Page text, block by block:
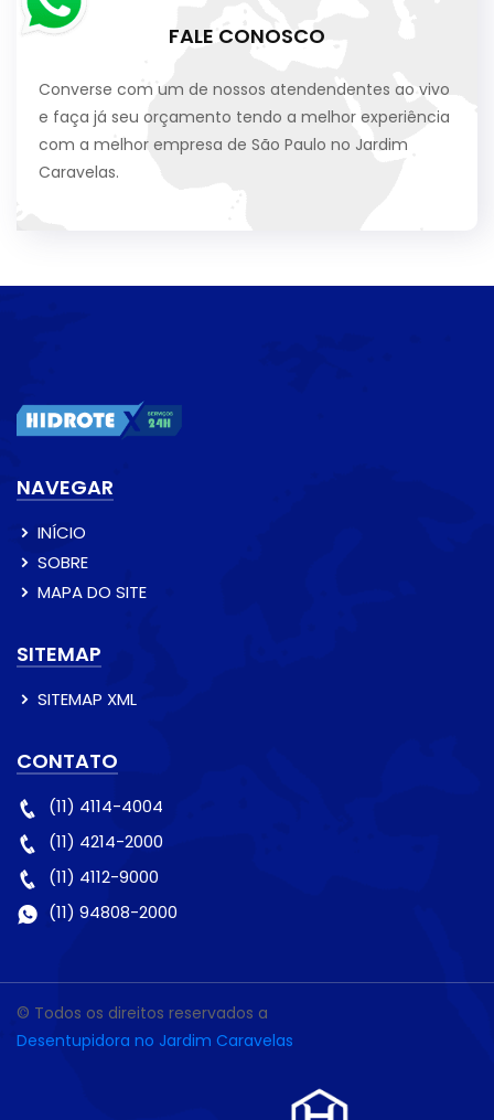
FALE CONOSCO
Converse com um de nossos atendendentes ao vivo
e faça já seu orçamento tendo a melhor experiência
com a melhor empresa de São Paulo no Jardim
Caravelas.
NAVEGAR
INÍCIO
SOBRE
MAPA DO SITE
SITEMAP
SITEMAP XML
CONTATO
(11) 4114-4004
(11) 4214-2000
(11) 4112-9000
(11) 94808-2000
© Todos os direitos reservados a
Desentupidora no Jardim Caravelas